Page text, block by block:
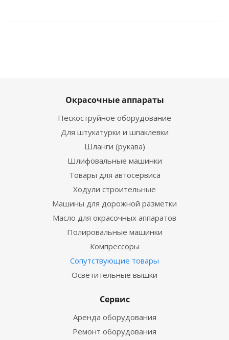
Окрасочные аппараты
Пескоструйное оборудование
Для штукатурки и шпаклевки
Шланги (рукава)
Шлифовальные машинки
Товары для автосервиса
Ходули строительные
Машины для дорожной разметки
Масло для окрасочных аппаратов
Полировальные машинки
Компрессоры
Сопутствующие товары
Осветительные вышки
Сервис
Аренда оборудования
Ремонт оборудования